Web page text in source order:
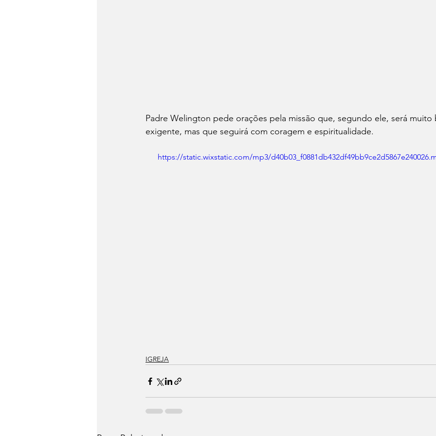
Padre Welington pede orações pela missão que, segundo ele, será muito
exigente, mas que seguirá com coragem e espiritualidade.
https://static.wixstatic.com/mp3/
IGREJA